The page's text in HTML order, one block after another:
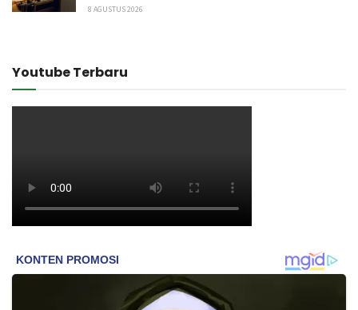
8 AGUSTUS 2026
Youtube Terbaru